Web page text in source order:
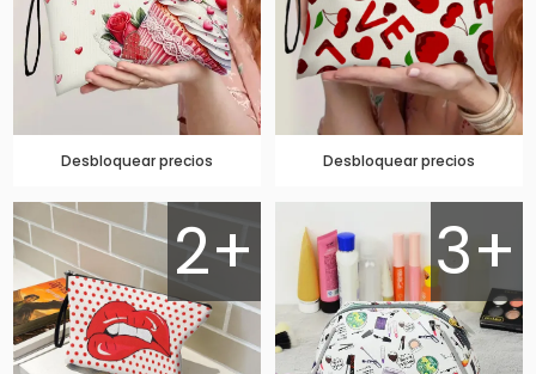
Desbloquear precios Desbloquear precios
2+ 3+